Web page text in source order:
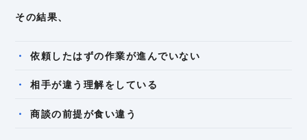
その結果、
依頼したはずの作業が進んでいない
相手が違う理解をしている
商談の前提が食い違う